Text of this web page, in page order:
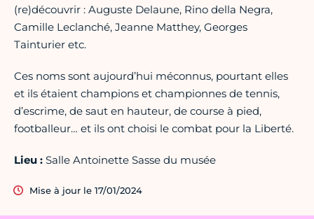
(re)découvrir : Auguste Delaune, Rino della Negra,
Camille Leclanché, Jeanne Matthey, Georges
Tainturier etc.
Ces noms sont aujourd’hui méconnus, pourtant elles
et ils étaient champions et championnes de tennis,
d’escrime, de saut en hauteur, de course à pied,
footballeur… et ils ont choisi le combat pour la Liberté.
Lieu : Salle Antoinette Sasse du musée
Mise à jour le 17/01/2024